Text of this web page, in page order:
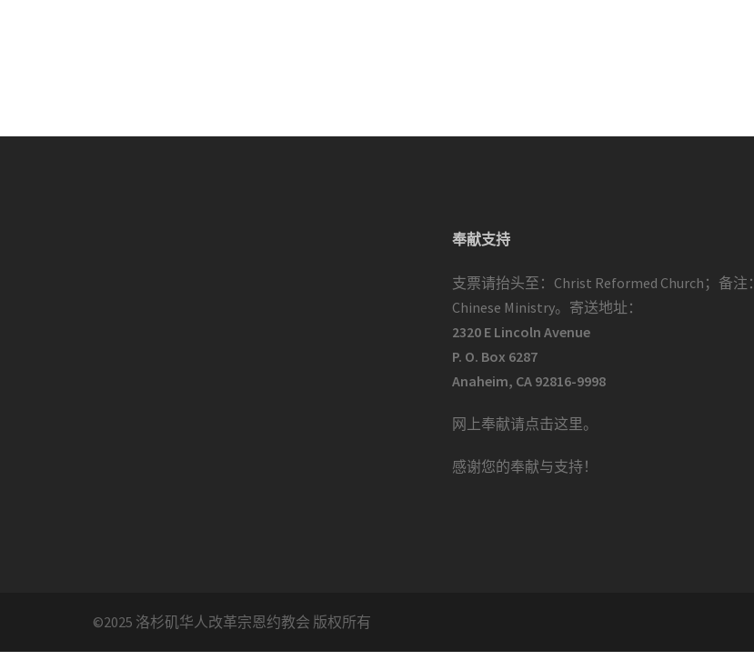
奉献支持
支票请抬头至：Christ Reformed Church；备注：
Chinese Ministry。寄送地址：
2320 E Lincoln Avenue
P. O. Box 6287
Anaheim, CA 92816-9998
网上奉献请点击这里。
感谢您的奉献与支持！
©2025 洛杉矶华人改革宗恩约教会 版权所有